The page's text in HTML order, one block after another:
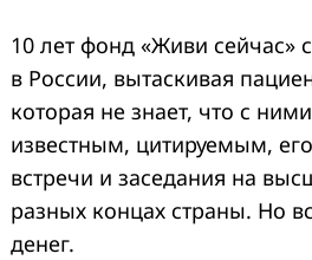
10 лет фонд «Живи сейчас»
в России, вытаскивая
которая не знает, что с
известным, цитируемым,
встречи и заседания на
разных концах страны. Но
денег.